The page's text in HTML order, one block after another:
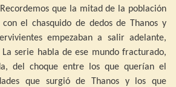
que la mitad de la población
el chasquido de dedos de Thanos y
empezaban a salir adelante,
serie habla de ese mundo fracturado,
del choque entre los que querían el
que surgió de Thanos y los que